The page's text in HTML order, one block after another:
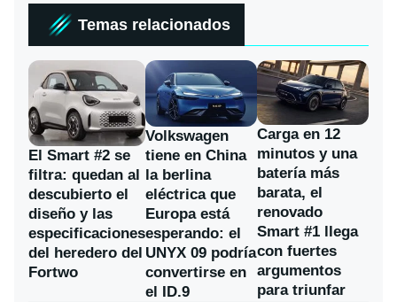
Temas relacionados
El Smart #2 se
filtra: quedan al
descubierto el
diseño y las
especificaciones
del heredero del
Fortwo
Volkswagen
tiene en China
la berlina
eléctrica que
Europa está
esperando: el
UNYX 09 podría
convertirse en
el ID.9
Carga en 12
minutos y una
batería más
barata, el
renovado
Smart #1 llega
con fuertes
argumentos
para triunfar